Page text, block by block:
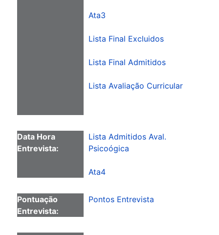
Ata3
Lista Final Excluidos
Lista Final Admitidos
Lista Avaliação Curricular
Lista Admitidos Aval.
Psicoógica
Ata4
Pontos Entrevista